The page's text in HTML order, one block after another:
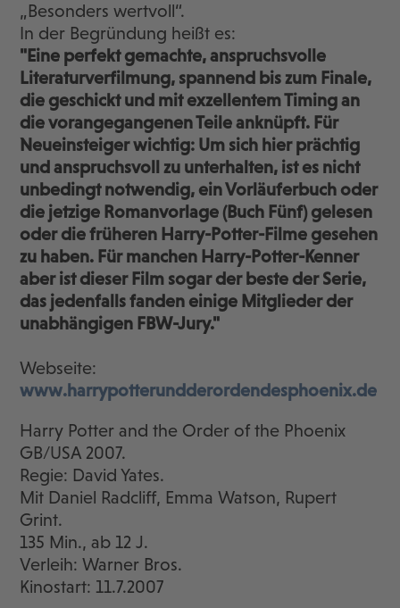
„Besonders wertvoll“.
In der Begründung heißt es:
"Eine perfekt gemachte, anspruchsvolle
Literaturverfilmung, spannend bis zum Finale,
die geschickt und mit exzellentem Timing an
die vorangegangenen Teile anknüpft. Für
Neueinsteiger wichtig: Um sich hier prächtig
und anspruchsvoll zu unterhalten, ist es nicht
unbedingt notwendig, ein Vorläuferbuch oder
die jetzige Romanvorlage (Buch Fünf) gelesen
oder die früheren Harry-Potter-Filme gesehen
zu haben. Für manchen Harry-Potter-Kenner
aber ist dieser Film sogar der beste der Serie,
das jedenfalls fanden einige Mitglieder der
unabhängigen FBW-Jury."
Webseite:
www.harrypotterundderordendesphoenix.de
Harry Potter and the Order of the Phoenix
GB/USA 2007.
Regie: David Yates.
Mit Daniel Radcliff, Emma Watson, Rupert
Grint.
135 Min., ab 12 J.
Verleih: Warner Bros.
Kinostart: 11.7.2007